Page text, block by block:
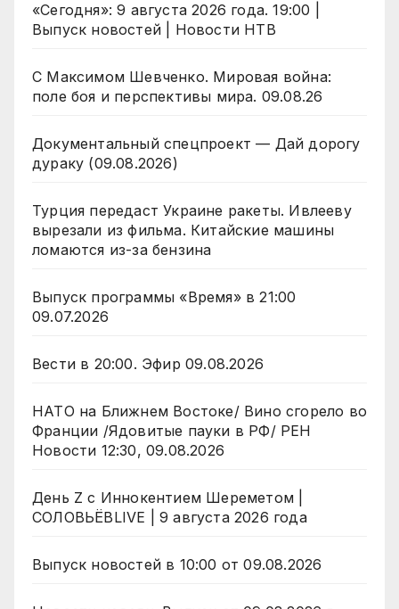
«Сегодня»: 9 августа 2026 года. 19:00 |
Выпуск новостей | Новости НТВ
С Максимом Шевченко. Мировая война:
поле боя и перспективы мира. 09.08.26
Документальный спецпроект — Дай дорогу
дураку (09.08.2026)
Турция передаст Украине ракеты. Ивлееву
вырезали из фильма. Китайские машины
ломаются из-за бензина
Выпуск программы «Время» в 21:00
09.07.2026
Вести в 20:00. Эфир 09.08.2026
НАТО на Ближнем Востоке/ Вино сгорело во
Франции /Ядовитые пауки в РФ/ РЕН
Новости 12:30, 09.08.2026
День Z с Иннокентием Шереметом |
СОЛОВЬЁВLIVE | 9 августа 2026 года
Выпуск новостей в 10:00 от 09.08.2026